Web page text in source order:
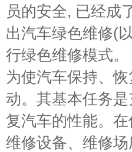
员的安全, 已经成
出汽车绿色维修(
行绿色维修模式
为使汽车保持、
动。其基本任务
复汽车的性能。
维修设备、维修